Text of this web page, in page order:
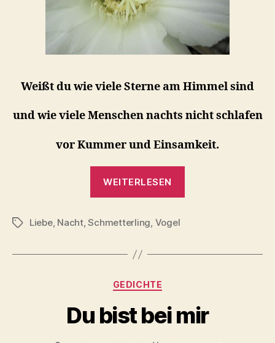
Weißt du wie viele Sterne am Himmel sind
und wie viele Menschen nachts nicht schlafen
vor Kummer und Einsamkeit.
WEITERLESEN
Schlagwörter
Liebe, Nacht,Schmetterling, Vogel
Kategorien
GEDICHTE
Du bist bei mir